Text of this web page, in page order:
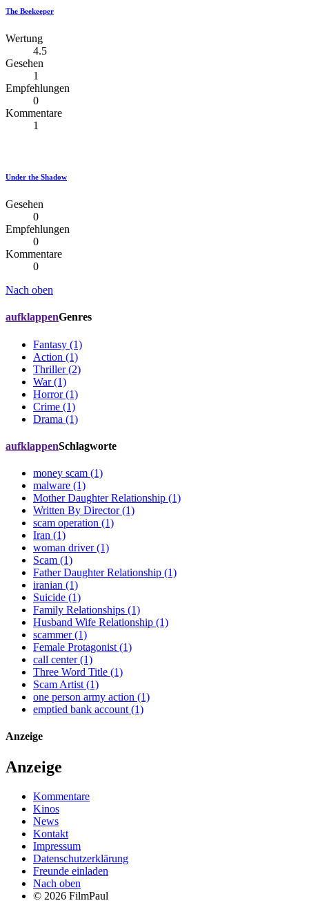
The Beekeeper
Wertung
4.5
Gesehen
1
Empfehlungen
0
Kommentare
1
Under the Shadow
Gesehen
0
Empfehlungen
0
Kommentare
0
Nach oben
aufklappenGenres
Fantasy (1)
Action (1)
Thriller (2)
War (1)
Horror (1)
Crime (1)
Drama (1)
aufklappenSchlagworte
money scam (1)
malware (1)
Mother Daughter Relationship (1)
Written By Director (1)
scam operation (1)
Iran (1)
woman driver (1)
Scam (1)
Father Daughter Relationship (1)
iranian (1)
Suicide (1)
Family Relationships (1)
Husband Wife Relationship (1)
scammer (1)
Female Protagonist (1)
call center (1)
Three Word Title (1)
Scam Artist (1)
one person army action (1)
emptied bank account (1)
Anzeige
Anzeige
Kommentare
Kinos
News
Kontakt
Impressum
Datenschutzerklärung
Freunde einladen
Nach oben
© 2026 FilmPaul